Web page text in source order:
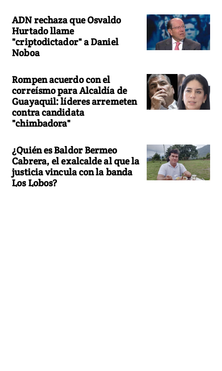
ADN rechaza que Osvaldo
Hurtado llame
"criptodictador" a Daniel
Noboa
Rompen acuerdo con el
correísmo para Alcaldía de
Guayaquil: líderes arremeten
contra candidata
"chimbadora"
¿Quién es Baldor Bermeo
Cabrera, el exalcalde al que la
justicia vincula con la banda
Los Lobos?